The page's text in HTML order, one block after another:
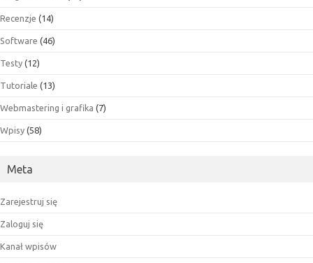
Recenzje (14)
Software (46)
Testy (12)
Tutoriale (13)
Webmastering i grafika (7)
Wpisy (58)
Meta
Zarejestruj się
Zaloguj się
Kanał wpisów